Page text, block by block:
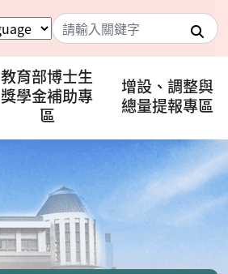
搜尋
教育部博士生
獎學金補助專
區
增設、調整與
總量提報專區